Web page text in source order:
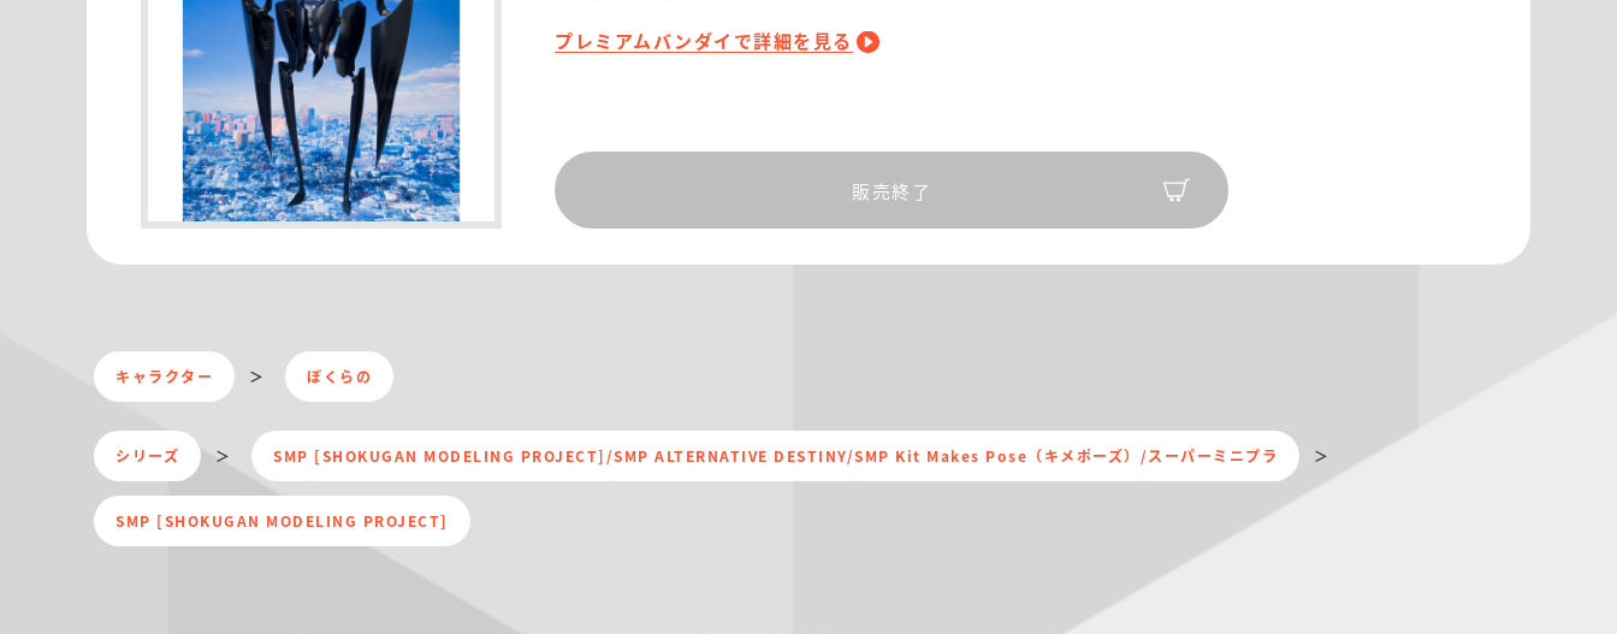
プレミアムバンダイで詳細を見る
販売終了
キャラクター ぼくらの
シリーズ SMP [SHOKUGAN MODELING PROJECT]/SMP ALTERNATIVE DESTINY/SMP Kit Makes Pose（キメポーズ）/スーパーミニプラ
SMP [SHOKUGAN MODELING PROJECT]